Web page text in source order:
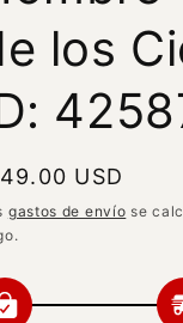
los
USD
gastos de envío se